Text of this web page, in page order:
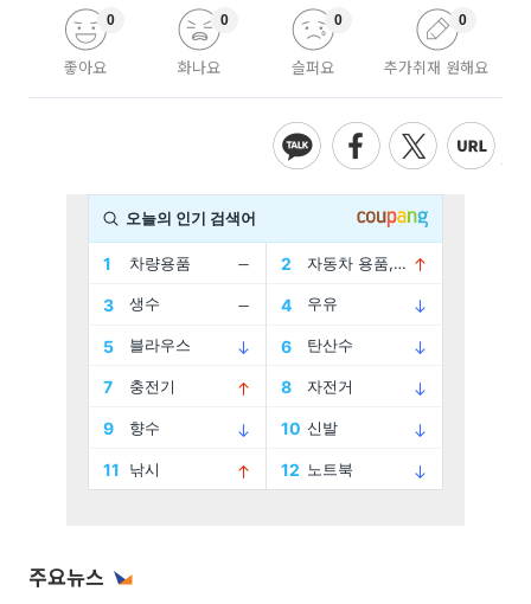
좋아요
0
화나요
0
슬퍼요
0
추가취재 원해요
0
주요뉴스